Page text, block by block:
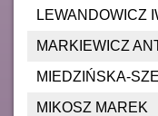
LEWANDOWICZ
MARKIEWICZ
MIEDZIŃSKA-
MIKOSZ MAREK